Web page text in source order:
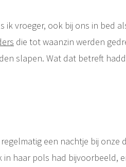
ik vroeger, ook bij ons in bed
die tot waanzin werden
slapen. Wat dat betreft
een nachtje bij onze
haar pols had bijvoorbeeld,